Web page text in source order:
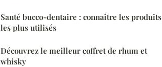
Santé bucco-dentaire : connaître les produits
les plus utilisés
Découvrez le meilleur coffret de rhum et
whisky